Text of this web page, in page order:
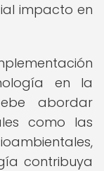
impacto en
en la
abordar
como las
contribuya